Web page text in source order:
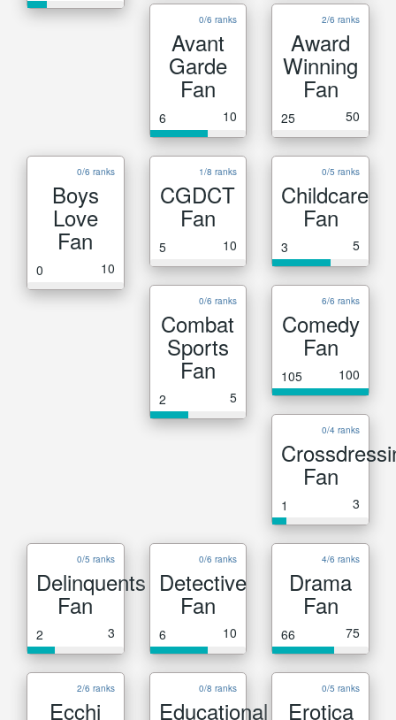
0/6 ranks
Avant
Garde
Fan
6 10
2/6 ranks
Award
Winning
Fan
25 50
0/6 ranks
Boys
Love
Fan
0 10
1/8 ranks
CGDCT
Fan
5 10
0/5 ranks
Childcare
Fan
3 5
0/6 ranks
Combat
Sports
Fan
2 5
6/6 ranks
Comedy
Fan
105 100
0/4 ranks
Fan
1 3
0/5 ranks
Delinquents
Fan
2 3
0/6 ranks
Detective
Fan
6 10
4/6 ranks
Drama
Fan
66 75
2/6 ranks
Ecchi
0/8 ranks
Educational
0/5 ranks
Erotica